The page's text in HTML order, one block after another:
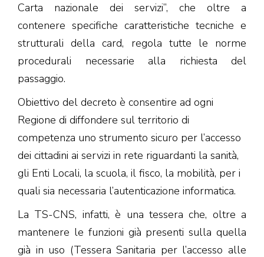
Carta nazionale dei servizi”, che oltre a
contenere specifiche caratteristiche tecniche e
strutturali della card, regola tutte le norme
procedurali necessarie alla richiesta del
passaggio.
Obiettivo del decreto è consentire ad ogni
Regione di diffondere sul territorio di
competenza uno strumento sicuro per l’accesso
dei cittadini ai servizi in rete riguardanti la sanità,
gli Enti Locali, la scuola, il fisco, la mobilità, per i
quali sia necessaria l’autenticazione informatica.
La TS-CNS, infatti, è una tessera che, oltre a
mantenere le funzioni già presenti sulla quella
già in uso (Tessera Sanitaria per l’accesso alle